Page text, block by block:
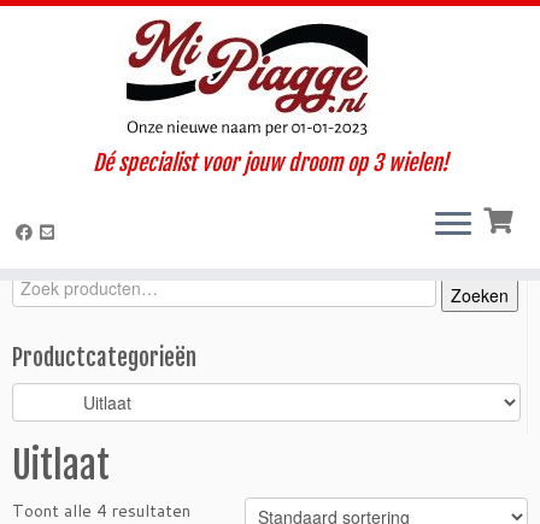
Dé specialist voor jouw droom op 3 wielen!
Onderdelen / accessoires » Ape TM » TM benzine (1997-
Zoeken
Zoeken
naar:
Zoeken
Productcategorieën
Uitlaat
Toont alle 4 resultaten